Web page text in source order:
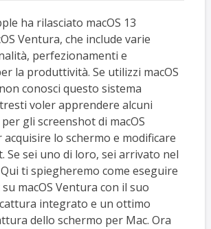
ha rilasciato macOS 13
Ventura, che include varie
perfezionamenti e
la produttività. Se utilizzi macOS
conosci questo sistema
voler apprendere alcuni
gli screenshot di macOS
lo schermo e modificare
Se sei uno di loro, sei arrivato nel
ti spiegheremo come eseguire
macOS Ventura con il suo
integrato e un ottimo
dello schermo per Mac. Ora